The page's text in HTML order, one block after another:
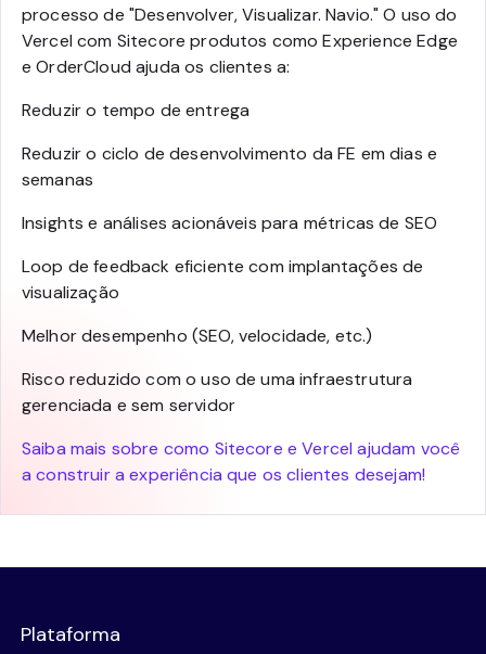
processo de "Desenvolver, Visualizar. Navio." O uso do
Vercel com Sitecore produtos como Experience Edge
e OrderCloud ajuda os clientes a:
Reduzir o tempo de entrega
Reduzir o ciclo de desenvolvimento da FE em dias e
semanas
Insights e análises acionáveis para métricas de SEO
Loop de feedback eficiente com implantações de
visualização
Melhor desempenho (SEO, velocidade, etc.)
Risco reduzido com o uso de uma infraestrutura
gerenciada e sem servidor
Saiba mais sobre como Sitecore e Vercel ajudam você
a construir a experiência que os clientes desejam!
Plataforma